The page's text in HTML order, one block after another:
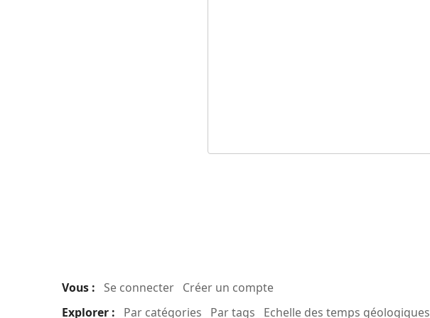
Vous : Se connecter Créer un compte
Explorer :
Par catégories Par tags Echelle des temps géologiques